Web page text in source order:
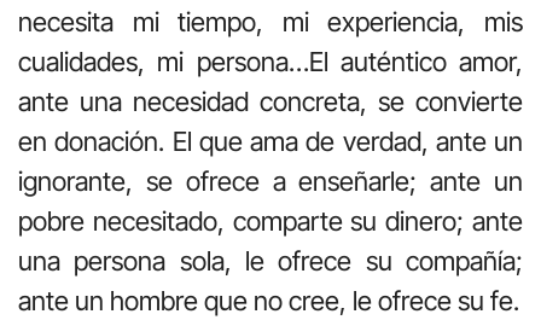
necesita mi tiempo, mi experiencia, mis
cualidades, mi persona…El auténtico amor,
ante una necesidad concreta, se convierte
en donación. El que ama de verdad, ante un
ignorante, se ofrece a enseñarle; ante un
pobre necesitado, comparte su dinero; ante
una persona sola, le ofrece su compañía;
ante un hombre que no cree, le ofrece su fe.